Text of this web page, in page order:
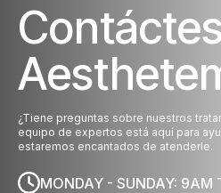
¿Tiene preguntas sobre nuestros
equipo de expertos está aquí para
estaremos encantados de atenderle.
MONDAY - SUNDAY: 9AM